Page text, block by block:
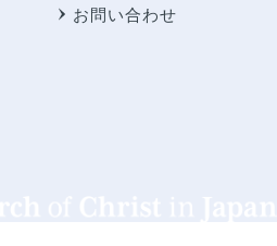
お問い合わせ